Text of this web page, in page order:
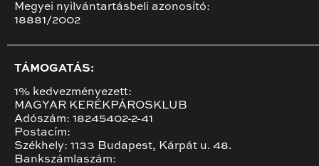
Megyei nyilvántartásbeli azonosító:
18881/2002
TÁMOGATÁS:
1% kedvezményezett:
MAGYAR KERÉKPÁROSKLUB
Adószám: 18245402-2-41
Postacím:
Székhely: 1133 Budapest, Kárpát u. 48.
Bankszámlaszám: